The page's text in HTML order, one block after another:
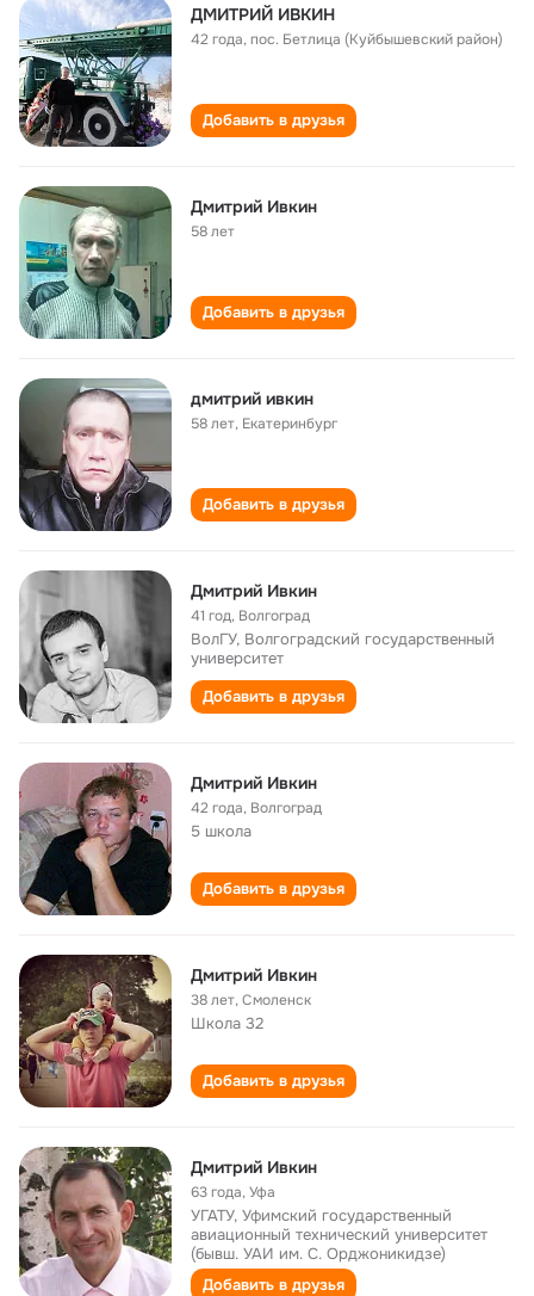
ДМИТРИЙ ИВКИН
42 года,пос. Бетлица (Куйбышевский район)
Добавить в друзья
Дмитрий Ивкин
58 лет
Добавить в друзья
дмитрий ивкин
58 лет, Екатеринбург
Добавить в друзья
Дмитрий Ивкин
41 год, Волгоград
ВолГУ, Волгоградский государственный
университет
Добавить в друзья
Дмитрий Ивкин
42 года, Волгоград
5 школа
Добавить в друзья
Дмитрий Ивкин
38 лет,Смоленск
Школа 32
Добавить в друзья
Дмитрий Ивкин
63 года,Уфа
УГАТУ, Уфимский государственный
авиационный технический университет
(бывш. УАИ им. С. Орджоникидзе)
Добавить в друзья